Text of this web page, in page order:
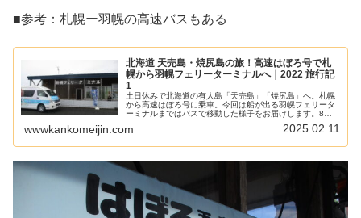
■参考：札幌ー羽幌の高速バスもある
北海道 天売島・焼尻島の旅！高速はぼろ号で札
幌から羽幌フェリーターミナルへ｜2022 旅行記
1
土日休みで北海道の有人島「天売島」「焼尻島」へ。札幌
から高速はぼろ号に乗車。今回は船が出る羽幌フェリータ
ーミナルまではバスで移動した様子をお届けします。8時
のは11時12分。このバスを利用すると、11時40分発の高
wwwkankomeijin.com 2025.02.11